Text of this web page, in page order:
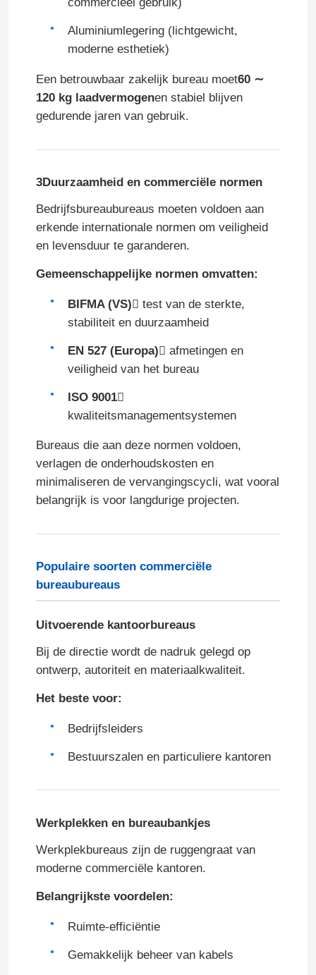
Kantoormeubilair Bank
Receptie kantoor
Moderne Computerbureaus
De Krukreeks van de barlijst
Geluiddichte Bureaupeul
Openluchthoek Sofa Set
commercieel gebruik)
Aluminiumlegering (lichtgewicht,
moderne esthetiek)
Een betrouwbaar zakelijk bureau moet60 ∼
120 kg laadvermogenen stabiel blijven
gedurende jaren van gebruik.
3Duurzaamheid en commerciële normen
Bedrijfsbureaubureaus moeten voldoen aan
erkende internationale normen om veiligheid
en levensduur te garanderen.
Gemeenschappelijke normen omvatten:
BIFMA (VS) test van de sterkte,
stabiliteit en duurzaamheid
EN 527 (Europa) afmetingen en
veiligheid van het bureau
ISO 9001
kwaliteitsmanagementsystemen
Bureaus die aan deze normen voldoen,
verlagen de onderhoudskosten en
minimaliseren de vervangingscycli, wat vooral
belangrijk is voor langdurige projecten.
Populaire soorten commerciële
bureaubureaus
Uitvoerende kantoorbureaus
Bij de directie wordt de nadruk gelegd op
ontwerp, autoriteit en materiaalkwaliteit.
Het beste voor:
Bedrijfsleiders
Bestuurszalen en particuliere kantoren
Werkplekken en bureaubankjes
Werkplekbureaus zijn de ruggengraat van
moderne commerciële kantoren.
Belangrijkste voordelen:
Ruimte-efficiëntie
Gemakkelijk beheer van kabels